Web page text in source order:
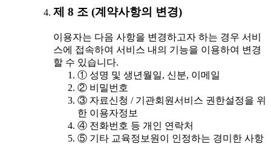
제 8 조 (계약사항의 변경)
이용자는 다음 사항을 변경하고자 하는 경우 서비
스에 접속하여 서비스 내의 기능을 이용하여 변경
할 수 있습니다.
① 성명 및 생년월일, 신분, 이메일
② 비밀번호
③ 자료신청 / 기관회원서비스 권한설정을 위
한 이용자정보
④ 전화번호 등 개인 연락처
⑤ 기타 교육정보원이 인정하는 경미한 사항